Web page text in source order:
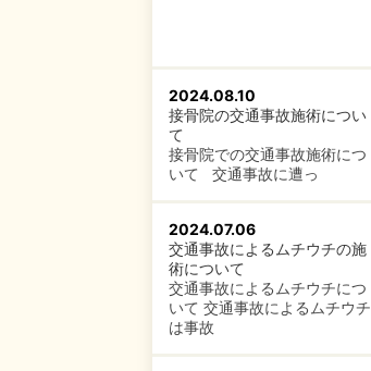
2024.08.10
接骨院の交通事故施術につい
て
接骨院での交通事故施術につ
いて 交通事故に遭っ
2024.07.06
交通事故によるムチウチの施
術について
交通事故によるムチウチにつ
いて 交通事故によるムチウチ
は事故